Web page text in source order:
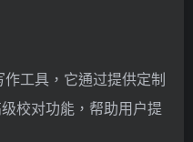
工具，它通过提供定制
校对功能，帮助用户提